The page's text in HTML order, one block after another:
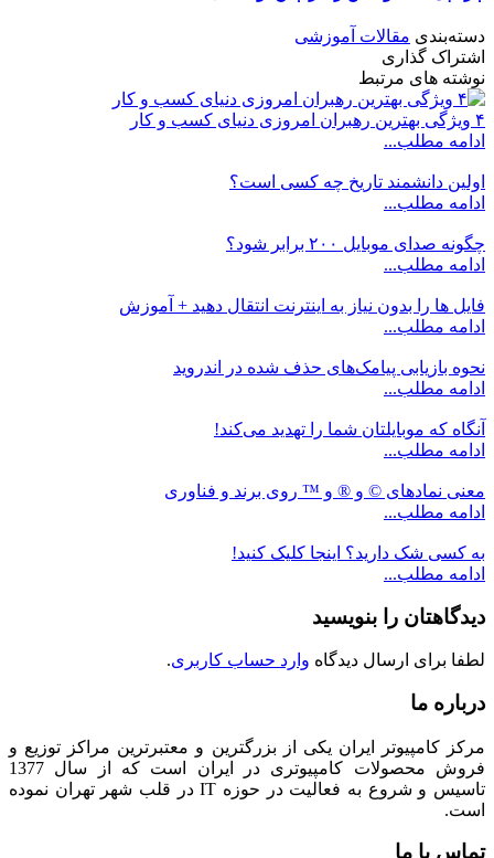
دسته‌بندی مقالات آموزشی
اشتراک گذاری
نوشته های مرتبط
۴ ویژگی بهترین رهبران امروزی دنیای کسب و کار
ادامه مطلب...
اولین دانشمند تاریخ چه کسی است؟
ادامه مطلب...
چگونه صدای موبایل ۲۰۰ برابر شود؟
ادامه مطلب...
فایل ها را بدون نیاز به اینترنت انتقال دهید + آموزش
ادامه مطلب...
نحوه بازیابی پیامک‌های حذف شده در اندروید
ادامه مطلب...
آنگاه که موبایلتان شما را تهدید می‌کند!
ادامه مطلب...
معنی نمادهای © و ® و ™ روی برند و فناوری
ادامه مطلب...
به کسی شک دارید؟ اینجا کلیک کنید!
ادامه مطلب...
دیدگاهتان را بنویسید
لطفا برای ارسال دیدگاه وارد حساب کاربری.
درباره ما
مرکز کامپیوتر ایران یکی از بزرگترین و معتبرترین مراکز توزیع و
فروش محصولات کامپیوتری در ایران است که از سال 1377
تاسیس و شروع به فعالیت در حوزه IT در قلب شهر تهران نموده
است.
تماس با ما